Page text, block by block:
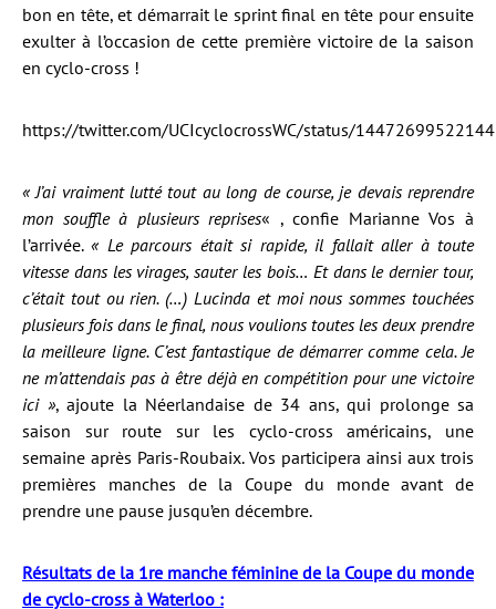
bon en tête, et démarrait le sprint final en tête pour ensuite
exulter à l’occasion de cette première victoire de la saison
en cyclo-cross !
https://twitter.com/UCIcyclocrossWC/status/
« J’ai vraiment lutté tout au long de course, je devais reprendre
mon souffle à plusieurs reprises« , confie Marianne Vos à
l’arrivée.« Le parcours était si rapide, il fallait aller à toute
vitesse dans les virages, sauter les bois… Et dans le dernier tour,
c’était tout ou rien. (…) Lucinda et moi nous sommes touchées
plusieurs fois dans le final, nous voulions toutes les deux prendre
la meilleure ligne. C’est fantastique de démarrer comme cela. Je
ne m’attendais pas à être déjà en compétition pour une victoire
ici », ajoute la Néerlandaise de 34 ans, qui prolonge sa
saison sur route sur les cyclo-cross américains, une
semaine après Paris-Roubaix. Vos participera ainsi aux trois
premières manches de la Coupe du monde avant de
prendre une pause jusqu’en décembre.
Résultats de la 1re manche féminine de la Coupe du monde
de cyclo-cross à Waterloo :